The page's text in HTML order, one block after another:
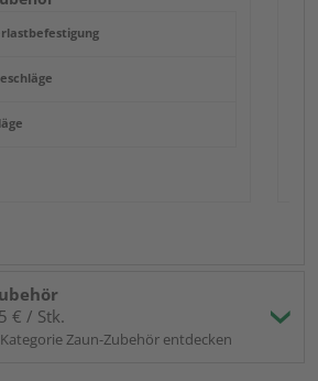
€ / Stk.
Zaun-Zubehör entdecken